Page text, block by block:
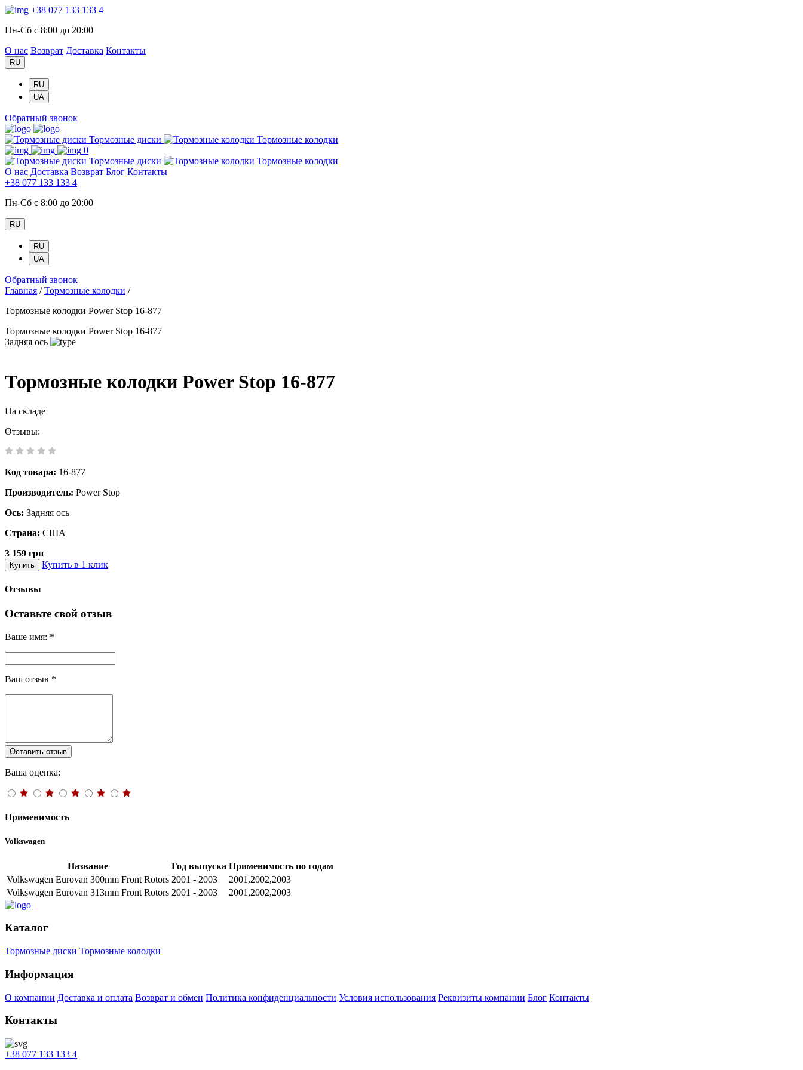
+38 077 133 133 4
Пн-Сб с 8:00 до 20:00
О нас Возврат Доставка Контакты
RU
RU
UA
Обратный звонок
Тормозные диски
Тормозные колодки
0
Тормозные диски
Тормозные колодки
О нас Доставка Возврат Блог Контакты
+38 077 133 133 4
Пн-Сб с 8:00 до 20:00
RU
RU
UA
Обратный звонок
Главная / Тормозные колодки /
Тормозные колодки Power Stop 16-877
Тормозные колодки Power Stop 16-877
Задняя ось
Тормозные колодки Power Stop 16-877
На складе
Отзывы:
Код товара: 16-877
Производитель: Power Stop
Ось: Задняя ось
Страна: США
3 159 грн
Купить Купить в 1 клик
Отзывы
Оставьте свой отзыв
Ваше имя: *
Ваш отзыв *
Оставить отзыв
Ваша оценка:
Применимость
Volkswagen
Название Год выпуска Применимость по годам
Volkswagen Eurovan 300mm Front Rotors 2001 - 2003
2001,2002,2003
Volkswagen Eurovan 313mm Front Rotors 2001 - 2003 2001,2002,2003
Каталог
Тормозные диски Тормозные колодки
Информация
О компании Доставка и оплата Возврат и обмен Политика конфиденциальности Условия использования Реквизиты компании Блог Контакты
Контакты
+38 077 133 133 4